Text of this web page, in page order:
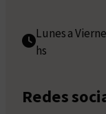
Lunes a
hs
Redes